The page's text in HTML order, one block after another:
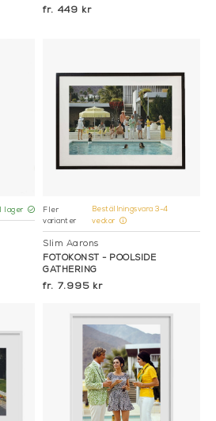
449 kr
I lager
Fler
varianter
Beställningsvara 3-4
veckor
Slim Aarons
FOTOKONST - POOLSIDE
GATHERING
7.995 kr